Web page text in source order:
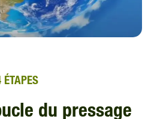
ÉTAPES
du pressage